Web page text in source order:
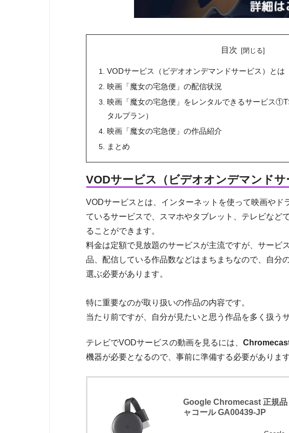
目次
VODサービス（ビデオオンデマンドサービス）とは
映画「魔女の宅急便」の配信状況
映画「魔女の宅急便」をレンタルできるサービス
タルプラン）
映画「魔女の宅急便」の作品紹介
まとめ
VODサービス（ビデオオンデマンドサ
VODサービスとは、インターネットを使って映画やド
ているサービスで、スマホやタブレット、テレビなど
ることができます。
料金は定額で見放題のサービスが主流ですが、サービ
品、配信している作品数などはまちまちなので、自分
選ぶ必要があります。
特に重要なのが取り扱いの作品の内容です。
当たり前ですが、自分が見たいと思う作品を多く扱う
テレビでVODサービスの動画を見るには、
機器が必要となるので、事前に準備する必要があります
Google Chromecast 正規品
ャコール GA00439-JP